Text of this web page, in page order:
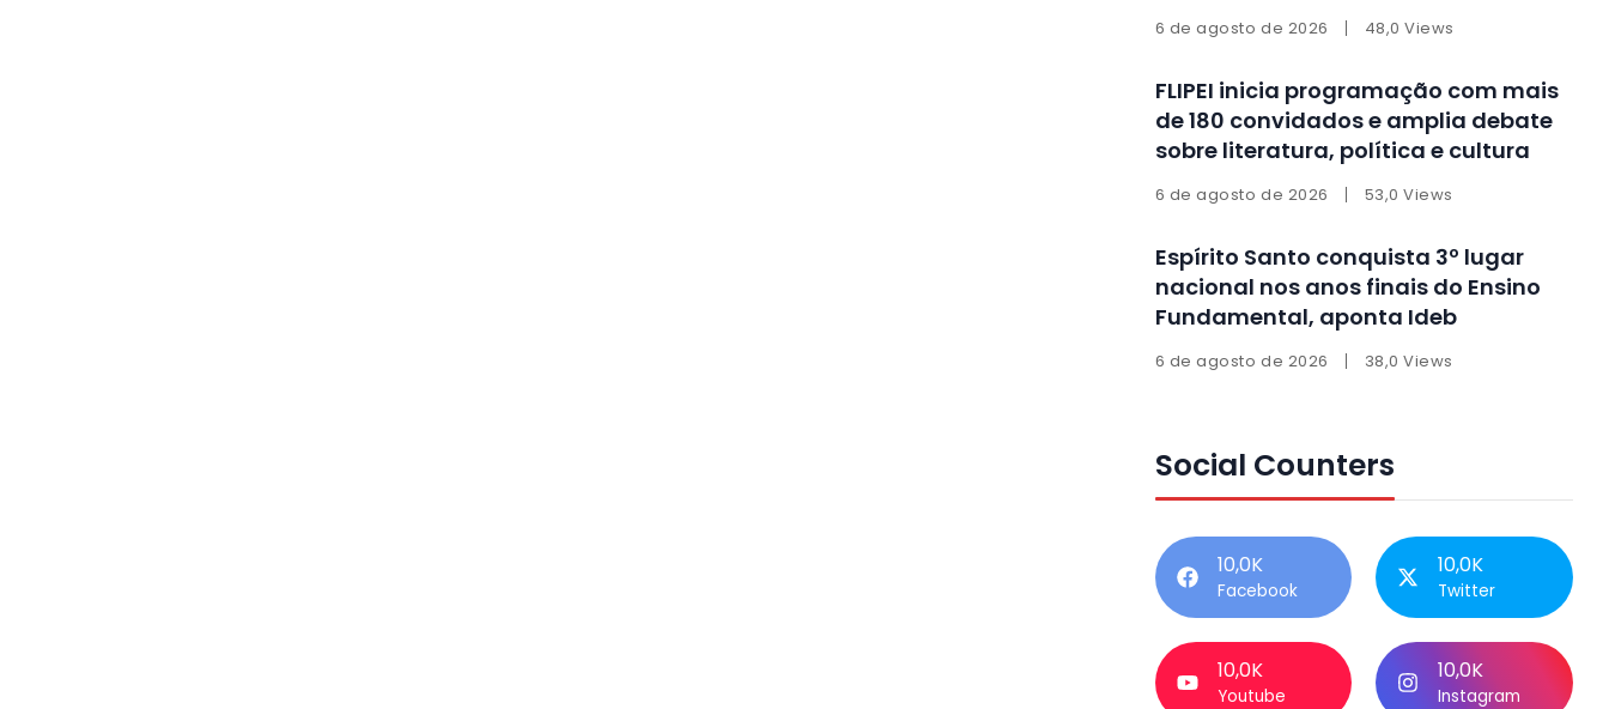
6 de agosto de 2026 48,0 Views
FLIPEI inicia programação com mais
de 180 convidados e amplia debate
sobre literatura, política e cultura
6 de agosto de 2026 53,0 Views
Espírito Santo conquista 3º lugar
nacional nos anos finais do Ensino
Fundamental, aponta Ideb
6 de agosto de 2026 38,0 Views
Social Counters
10,0K
Facebook
10,0K
Twitter
10,0K
Youtube
10,0K
Instagram